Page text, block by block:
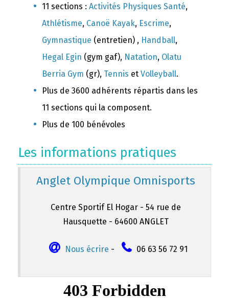
11 sections : Activités Physiques Santé,
Athlétisme, Canoë Kayak, Escrime,
Gymnastique (entretien) , Handball,
Hegal Egin (gym gaf), Natation, Olatu
Berria Gym (gr), Tennis et Volleyball.
Plus de 3600 adhérents répartis dans les
11 sections qui la composent.
Plus de 100 bénévoles
Les informations pratiques
Anglet Olympique Omnisports
Centre Sportif El Hogar - 54 rue de
Hausquette - 64600 ANGLET
Nous écrire - 06 63 56 72 91